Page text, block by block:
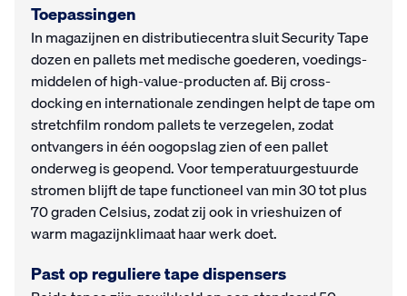
Toepassingen
In magazijnen en distributiecentra sluit Security Tape
dozen en pallets met medische goederen, voedings­
middelen of high-value-producten af. Bij cross-
docking en internationale zendingen helpt de tape om
stretchfilm rondom pallets te verzegelen, zodat
ontvangers in één oogopslag zien of een pallet
onderweg is geopend. Voor temperatuurgestuurde
stromen blijft de tape functioneel van min 30 tot plus
70 graden Celsius, zodat zij ook in vrieshuizen of
warm magazijnklimaat haar werk doet.
Past op reguliere tape dispensers